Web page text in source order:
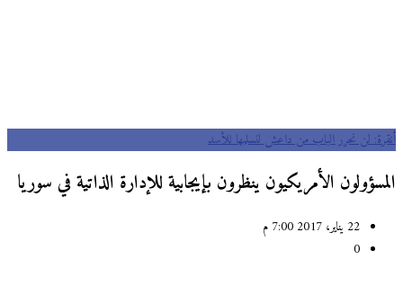
أنقرة: لن نحرر الباب من داعش لنسلمها للأسد
المسؤولون الأمريكيون ينظرون بإيجابية للإدارة الذاتية في سوريا
22 يناير، 2017 7:00 م